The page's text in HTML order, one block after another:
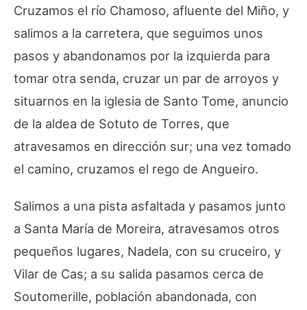
Cruzamos el río Chamoso, afluente del Miño, y
salimos a la carretera, que seguimos unos
pasos y abandonamos por la izquierda para
tomar otra senda, cruzar un par de arroyos y
situarnos en la iglesia de Santo Tome, anuncio
de la aldea de Sotuto de Torres, que
atravesamos en dirección sur; una vez tomado
el camino, cruzamos el rego de Angueiro.
Salimos a una pista asfaltada y pasamos junto
a Santa María de Moreira, atravesamos otros
pequeños lugares, Nadela, con su cruceiro, y
Vilar de Cas; a su salida pasamos cerca de
Soutomerille, población abandonada, con